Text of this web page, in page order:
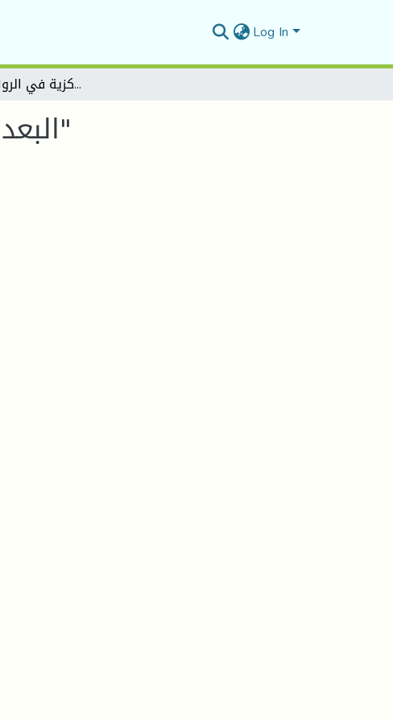
Log In
البعد النفسي للشخصية المركزية في الرواية السيرغيرية"
البعد النفسي للشخصية المركزية في الرواية السيرغيرية"